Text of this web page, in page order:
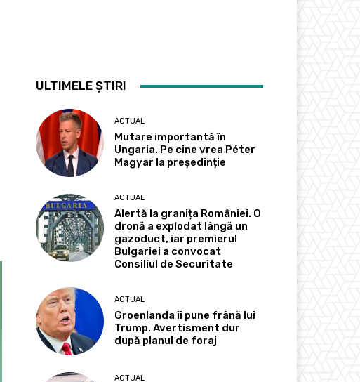
ULTIMELE ȘTIRI
ACTUAL
Mutare importantă în
Ungaria. Pe cine vrea Péter
Magyar la președinție
ACTUAL
Alertă la granița României. O
dronă a explodat lângă un
gazoduct, iar premierul
Bulgariei a convocat
Consiliul de Securitate
ACTUAL
Groenlanda îi pune frână lui
Trump. Avertisment dur
după planul de foraj
ACTUAL